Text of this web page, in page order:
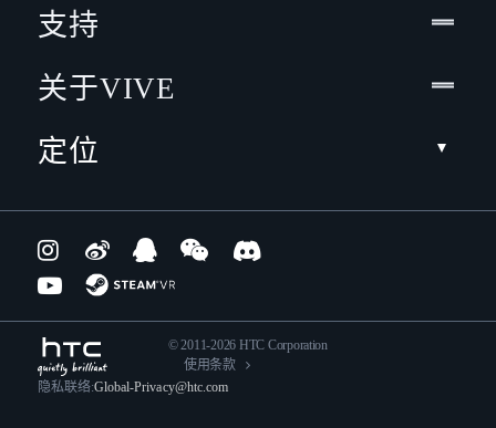
支持
关于VIVE
定位
© 2011-2026 HTC Corporation
使用条款
隐私联络:Global-Privacy@htc.com